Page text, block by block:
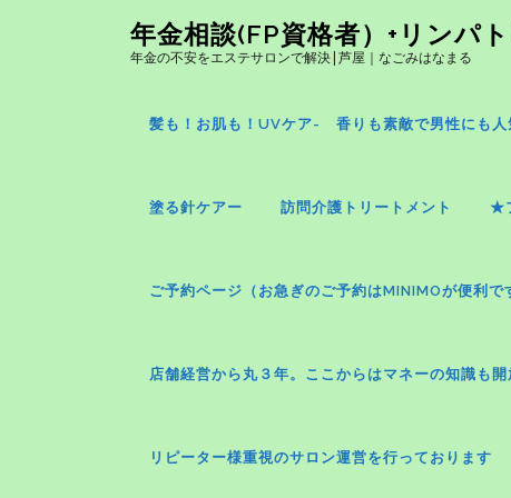
年金相談(FP資格者）+リンパ
年金の不安をエステサロンで解決|芦屋｜なごみはなまる
髪も！お肌も！UVケア- 香りも素敵で男性にも
塗る針ケアー 訪問介護トリートメント ★
ご予約ページ（お急ぎのご予約はMINIMOが便利で
店舗経営から丸３年。ここからはマネーの知識も
リピーター様重視のサロン運営を行っております